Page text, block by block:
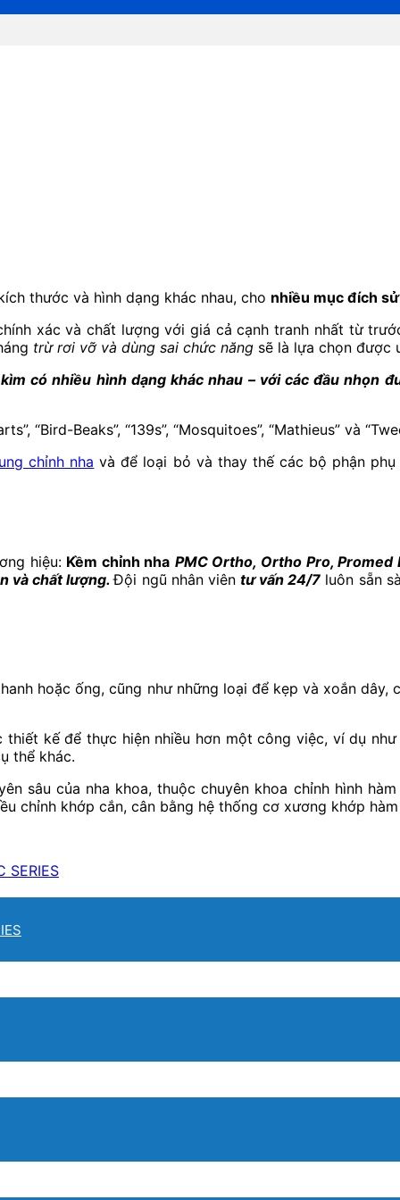
thước và hình dạng khác nhau, cho nhiều mục đích
xác và chất lượng với giá cả cạnh tranh nhất từ
trừ rơi vỡ và dùng sai chức năng sẽ là lựa chọn được
có nhiều hình dạng khác nhau – với các đầu nhọn
“Bird-Beaks”, “139s”, “Mosquitoes”, “Mathieus” và
chỉnh nha và để loại bỏ và thay thế các bộ phận
hiệu: Kềm chỉnh nha PMC Ortho, Ortho Pro, Promed
và chất lượng.Đội ngũ nhân viên tư vấn 24/7 luôn sẵn
hoặc ống, cũng như những loại để kẹp và xoắn
kế để thực hiện nhiều hơn một công việc, ví dụ
thể khác.
sâu của nha khoa, thuộc chuyên khoa chỉnh hình
chỉnh khớp cắn, cân bằng hệ thống cơ xương khớp